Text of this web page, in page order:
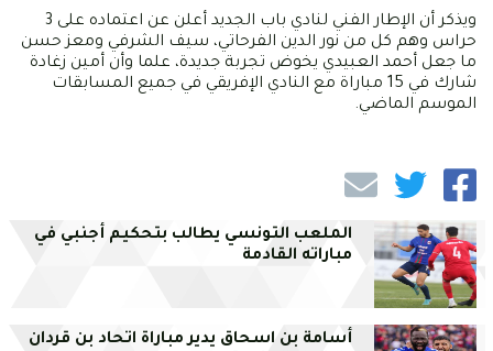
ويذكر أن الإطار الفني لنادي باب الجديد أعلن عن اعتماده على 3
حراس وهم كل من نور الدين الفرحاتي، سيف الشرفي ومعز حسن
ما جعل أحمد العبيدي يخوض تجربة جديدة، علما وأن أمين زغادة
شارك في 15 مباراة مع النادي الإفريقي في جميع المسابقات
الموسم الماضي.
الملعب التونسي يطالب بتحكيم أجنبي في
مباراته القادمة
أسامة بن اسحاق يدير مباراة اتحاد بن قردان